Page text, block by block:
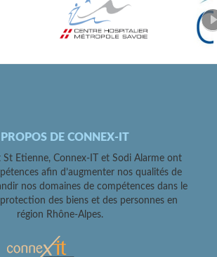
DE CONNEX-IT
St Etienne, Connex-IT et Sodi Alarme ont
afin d’augmenter nos qualités de
nos domaines de compétences dans le
des biens et des personnes en
région Rhône-Alpes.